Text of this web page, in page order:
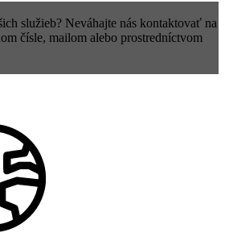
služieb? Neváhajte nás kontaktovať na
čísle, mailom alebo prostredníctvom